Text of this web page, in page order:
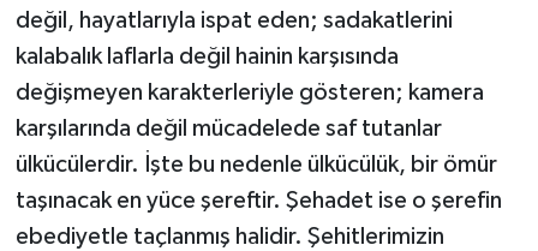
değil, hayatlarıyla ispat eden; sadakatlerini
kalabalık laflarla değil hainin karşısında
değişmeyen karakterleriyle gösteren; kamera
karşılarında değil mücadelede saf tutanlar
ülkücülerdir. İşte bu nedenle ülkücülük, bir ömür
taşınacak en yüce şereftir. Şehadet ise o şerefin
ebediyetle taçlanmış halidir. Şehitlerimizin